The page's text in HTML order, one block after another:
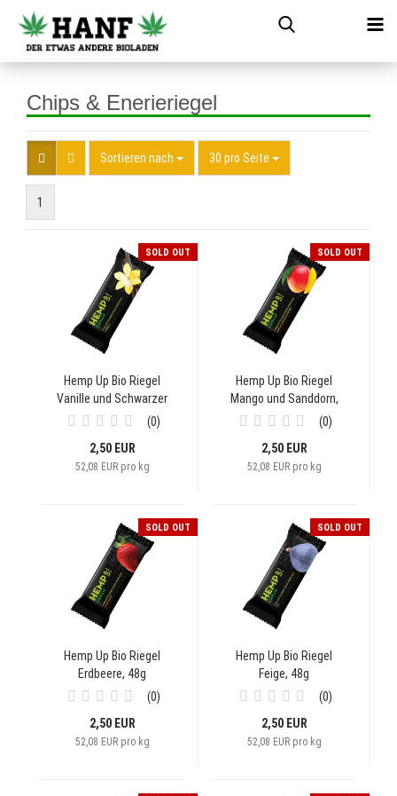
Chips & Enerieriegel
Sortieren nach 30 pro Seite
1
SOLD OUT
Hemp Up Bio Riegel
Vanille und Schwarzer
Sesam, 48g
0
2,50 EUR
52,08 EUR pro kg
SOLD OUT
Hemp Up Bio Riegel
Mango und Sanddorn,
48g
0
2,50 EUR
52,08 EUR pro kg
SOLD OUT
Hemp Up Bio Riegel
Erdbeere, 48g
0
2,50 EUR
52,08 EUR pro kg
SOLD OUT
Hemp Up Bio Riegel
Feige, 48g
0
2,50 EUR
52,08 EUR pro kg